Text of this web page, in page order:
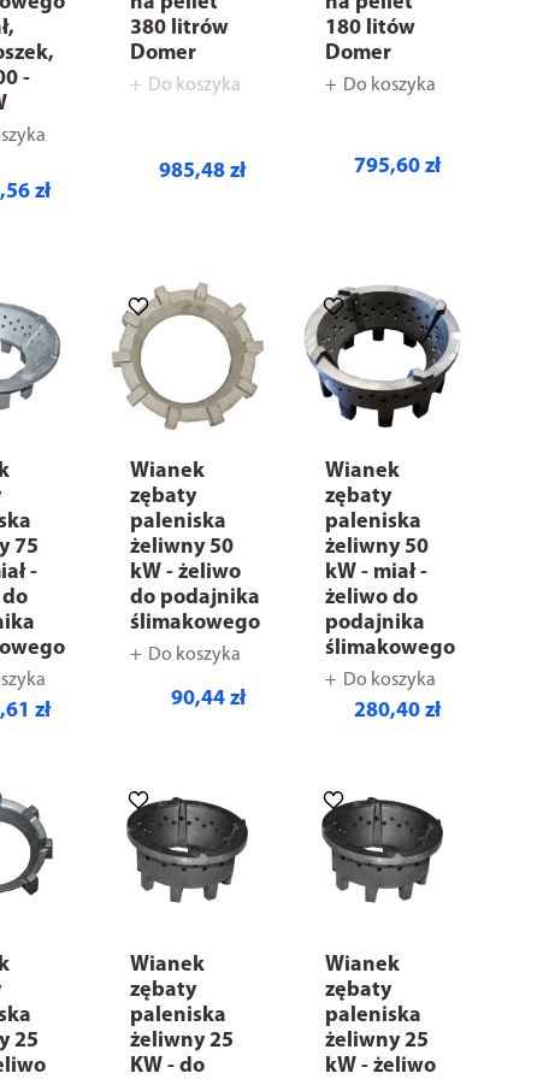
-
zł
380 litrów
Domer
Do koszyka
985,48 zł
180 litów
Domer
Do koszyka
795,60 zł
75
-
zł
Wianek
zębaty
paleniska
żeliwny 50
kW - żeliwo
do podajnika
ślimakowego
Do koszyka
90,44 zł
Wianek
zębaty
paleniska
żeliwny 50
kW - miał -
żeliwo do
podajnika
ślimakowego
Do koszyka
280,40 zł
25
Wianek
zębaty
paleniska
żeliwny 25
KW - do
Wianek
zębaty
paleniska
żeliwny 25
kW - żeliwo